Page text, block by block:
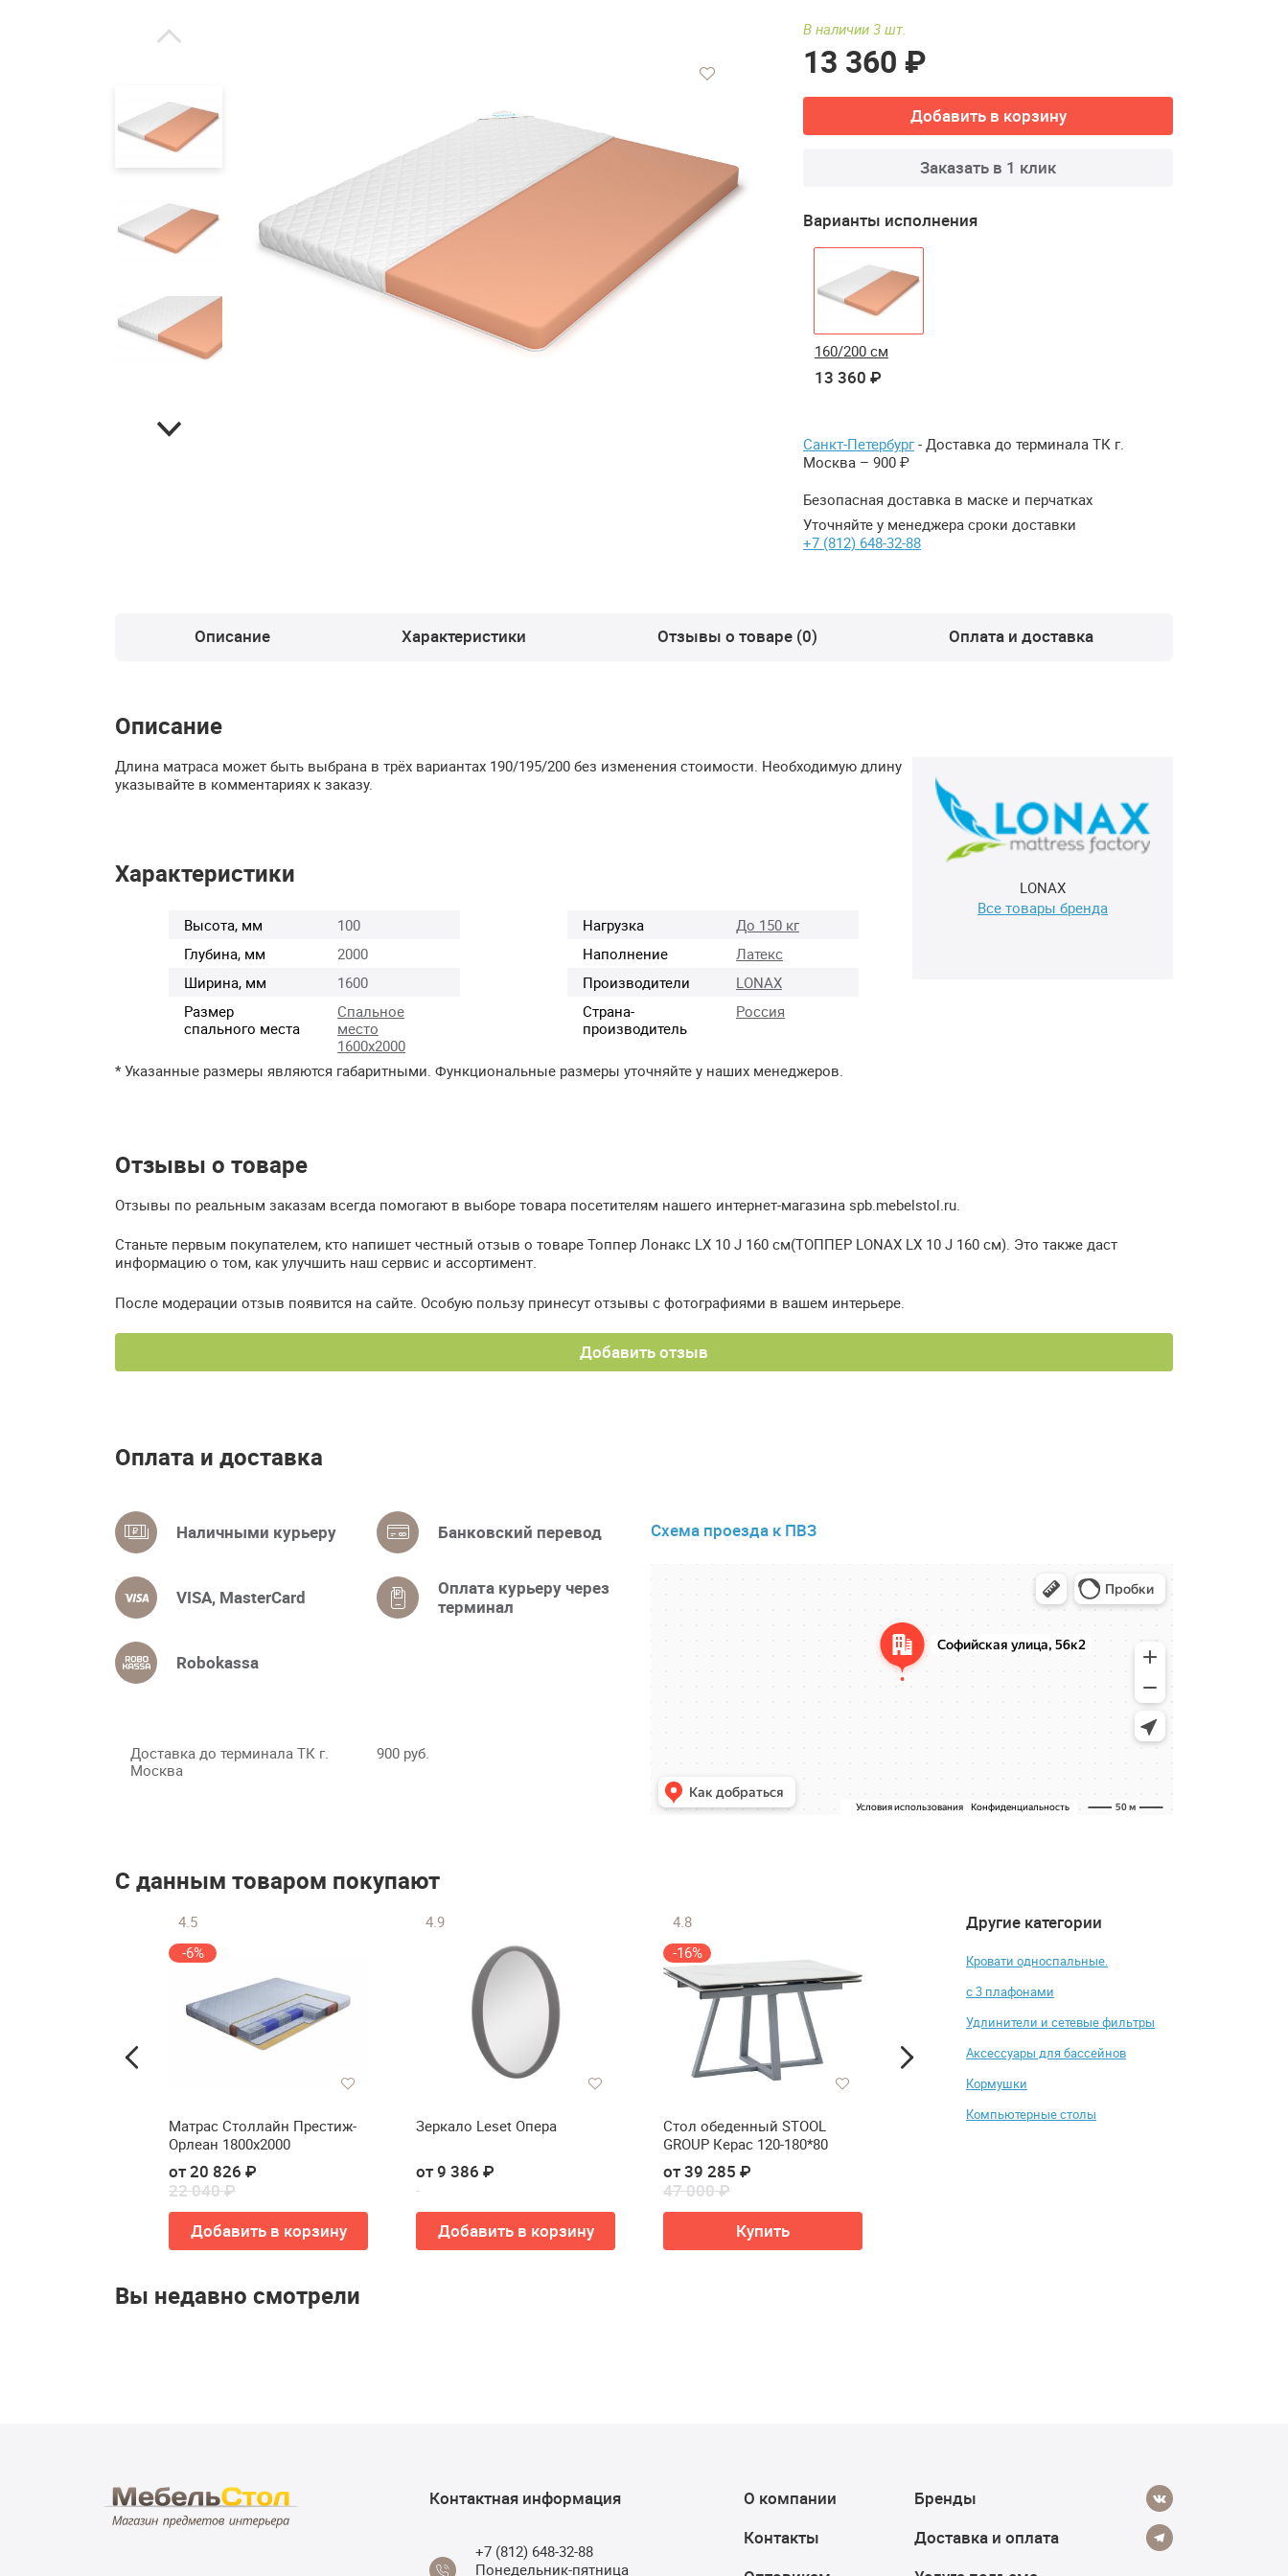
В наличии 3 шт.
13 360 ₽
Добавить в корзину
Заказать в 1 клик
Варианты исполнения
160/200 см
13 360 ₽
Санкт-Петербург- Доставка до терминала ТК г.
Москва – 900 ₽
Безопасная доставка в маске и перчатках
Уточняйте у менеджера сроки доставки
+7 (812) 648-32-88
Описание Характеристики Отзывы о товаре (0) Оплата и доставка
Описание
LONAX
Все товары бренда
Длина матраса может быть выбрана в трёх вариантах 190/195/200 без изменения стоимости. Необходимую длину
указывайте в комментариях к заказу.
Характеристики
Высота, мм
100
Глубина, мм
2000
Ширина, мм
1600
Размер
спального места
Спальное
место
1600х2000
Нагрузка
До 150 кг
Наполнение
Латекс
Производители
LONAX
Страна-
производитель
Россия
* Указанные размеры являются габаритными. Функциональные размеры уточняйте у наших менеджеров.
Отзывы о товаре
Отзывы по реальным заказам всегда помогают в выборе товара посетителям нашего интернет-магазина spb.mebelstol.ru.
Станьте первым покупателем, кто напишет честный отзыв о товаре Топпер Лонакс LX 10 J 160 см(ТОППЕР LONAX LX 10 J 160 см). Это также даст
информацию о том, как улучшить наш сервис и ассортимент.
После модерации отзыв появится на сайте. Особую пользу принесут отзывы с фотографиями в вашем интерьере.
Добавить отзыв
Оплата и доставка
Наличными курьеру Банковский перевод
VISA, MasterCard
Оплата курьеру через
терминал
Robokassa
Доставка до терминала ТК г.
Москва
900 руб.
Схема проезда к ПВЗ
С данным товаром покупают
Другие категории
Кровати односпальные.
с 3 плафонами
Удлинители и сетевые фильтры
Аксессуары для бассейнов
Кормушки
Компьютерные столы
4.5
-6%
Матрас Столлайн Престиж-
Орлеан 1800х2000
от 20 826 ₽
22 040 ₽
Добавить в корзину
4.9
Зеркало Leset Опера
от 9 386 ₽
Добавить в корзину
4.8
-16%
Стол обеденный STOOL
GROUP Керас 120-180*80
от 39 285 ₽
47 000 ₽
Купить
Стол журнальный М-City
Вы недавно смотрели
Контактная информация
+7 (812) 648-32-88
Понедельник-пятница
О компании
Контакты
Бренды
Доставка и оплата